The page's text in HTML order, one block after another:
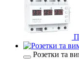
Розетки та